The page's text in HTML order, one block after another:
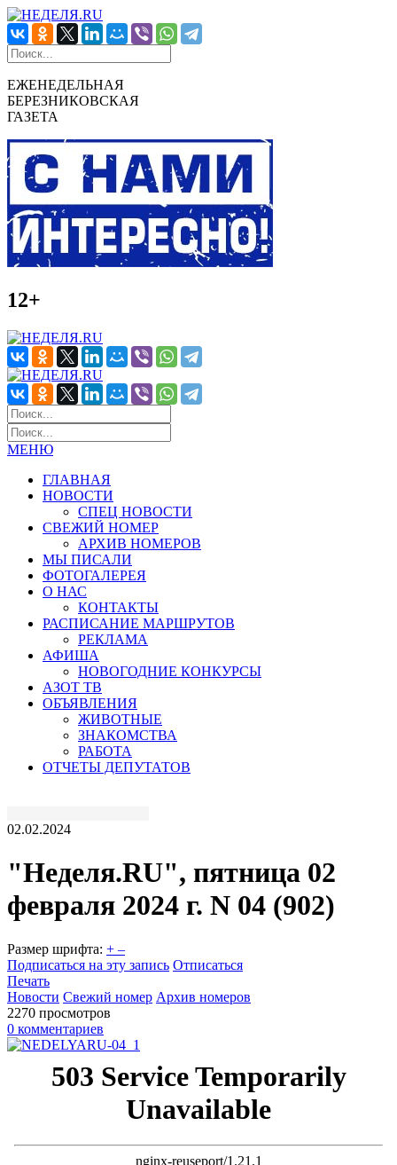
ЕЖЕНЕДЕЛЬНАЯ
БЕРЕЗНИКОВСКАЯ
ГАЗЕТА
12+
МЕНЮ
ГЛАВНАЯ
НОВОСТИ
СПЕЦ НОВОСТИ
СВЕЖИЙ НОМЕР
АРХИВ НОМЕРОВ
МЫ ПИСАЛИ
ФОТОГАЛЕРЕЯ
О НАС
КОНТАКТЫ
РАСПИСАНИЕ МАРШРУТОВ
РЕКЛАМА
АФИША
НОВОГОДНИЕ КОНКУРСЫ
АЗОТ ТВ
ОБЪЯВЛЕНИЯ
ЖИВОТНЫЕ
ЗНАКОМСТВА
РАБОТА
ОТЧЕТЫ ДЕПУТАТОВ
02.02.2024
"Неделя.RU", пятница 02
февраля 2024 г. N 04 (902)
Размер шрифта: + –
Подписаться на эту запись Отписаться
Печать
Новости Свежий номер Архив номеров
2270 просмотров
0 комментариев